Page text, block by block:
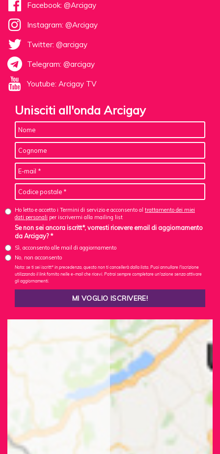
Facebook: @Arcigay
Instagram: @Arcigay
Twitter: @arcigay
Telegram: @arcigay
Youtube: Arcigay TV
Unisciti all'onda Arcigay
Ho letto e accetto i Termini di servizio e acconsento al trattamento dei miei
dati personali per iscrivermi alla mailing list
Se non sei ancora iscritt*, vorresti ricevere email di aggiornamento
da Arcigay? *
Sì, acconsento alle mail di aggiornamento
No, non acconsento
Nota: se ti sei iscritt* in precedenza, questo non ti cancellerà dalla lista. Puoi annullare l'iscrizione
utilizzando il link fornito nelle e-mail che ricevi. Potrai sempre completare un'azione senza attivare
gli aggiornamenti.